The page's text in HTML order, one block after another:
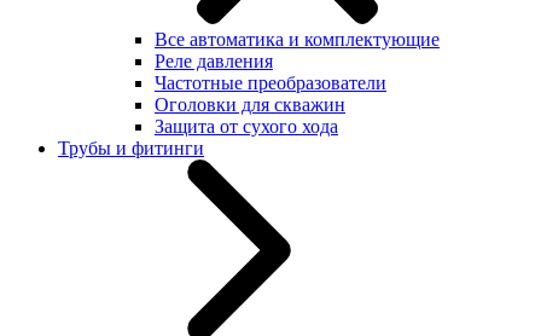
Все автоматика и комплектующие
Реле давления
Частотные преобразователи
Оголовки для скважин
Защита от сухого хода
Трубы и фитинги